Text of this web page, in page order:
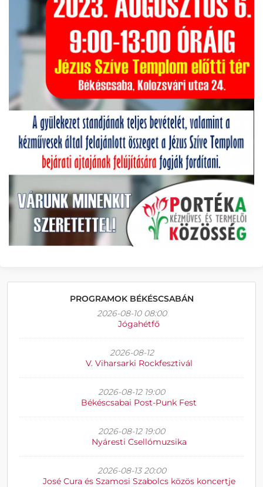
PROGRAMOK BÉKÉSCSABÁN
2026-08-10 08:00
Jógahétfő
2026-08-12
V. Viharsarki Rockfesztivál
2026-08-12 19:00
Békéscsabai Post-Punk Fest
2026-08-12 19:00
Nyáresti Csellómuzsika
2026-08-13 20:00
José Cura és Szamosi Szabolcs közös koncertje